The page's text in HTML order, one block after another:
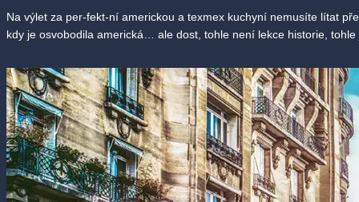
Na výlet za per-fekt-ní americkou a texmex kuchyní nemusíte lítat
kdy je osvobodila americká… ale dost, tohle není lekce historie,